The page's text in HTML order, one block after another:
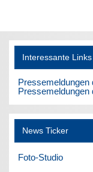
Interessante Links
Pressemeldungen
Pressemeldungen
News Ticker
Foto-Studio